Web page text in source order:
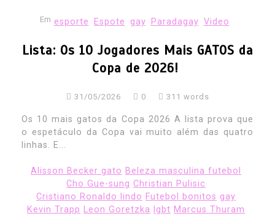
Em esporte Espote gay Paradagay Video
Lista: Os 10 Jogadores Mais GATOS da
Copa de 2026!
31/05/2026 0 311 words
Os 10 mais gatos da Copa 2026 A lista prova que
o espetáculo da Copa vai muito além das quatro
linhas. E...
Alisson Becker gato Beleza masculina futebol
Cho Gue-sung Christian Pulisic
Cristiano Ronaldo lindo Futebol bonitos gay
Kevin Trapp Leon Goretzka lgbt Marcus Thuram